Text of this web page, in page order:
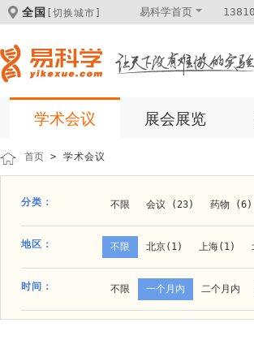
全国 [切换城市] 易科学首页
学术会议 展会展览
首页 > 学术会议
分类： 不限 会议 (23) 药物 (6)
科学仪器 (8)
材料 (11) 材料化工 (1)
地区： 不限 北京(1) 上海(1)
贵阳(1) 石家庄(1)
时间： 不限 一个月内 二个月内